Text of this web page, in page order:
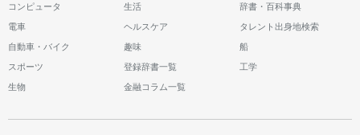
コンピュータ 生活 辞書・百科事典
電車 ヘルスケア タレント出身地検索
自動車・バイク 趣味 船
スポーツ 登録辞書一覧 工学
生物 金融コラム一覧